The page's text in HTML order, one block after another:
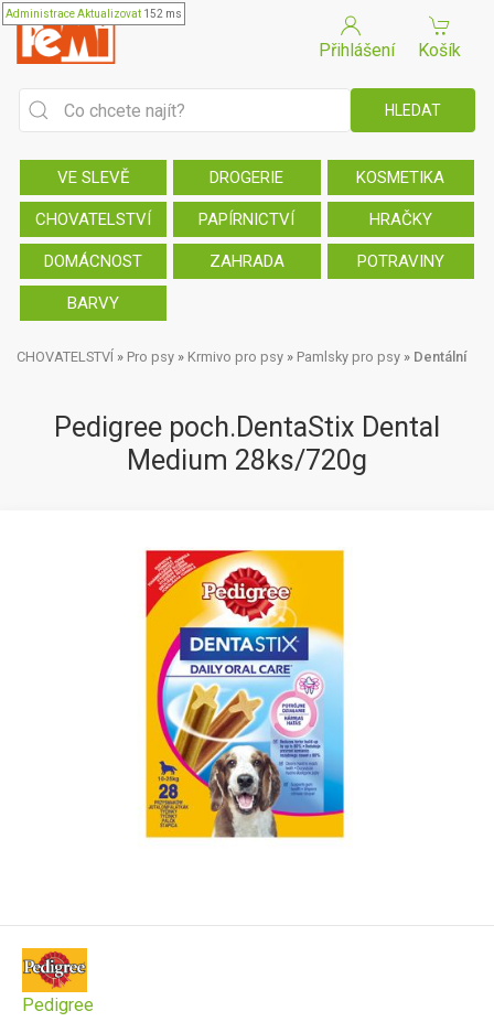
AdministraceAktualizovat 152 ms
Přihlášení Košík
VE SLEVĚ DROGERIE KOSMETIKA
CHOVATELSTVÍ PAPÍRNICTVÍ HRAČKY
DOMÁCNOST ZAHRADA POTRAVINY
BARVY
CHOVATELSTVÍ » Pro psy » Krmivo pro psy » Pamlsky pro psy » Dentální
Pedigree poch.DentaStix Dental
Medium 28ks/720g
Pedigree